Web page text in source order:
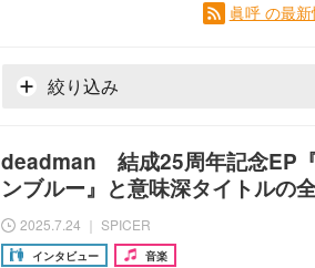
眞呼 の最
絞り込み
deadman 結成25周年記念EP
ンブルー』と意味深タイトルの
2025.7.24 ｜ SPICER
インタビュー 音楽